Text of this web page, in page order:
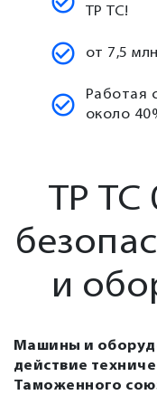
ТР ТС!
от 7,5
Работая
около
ТР ТС
и
Машины и
действие
Таможенного